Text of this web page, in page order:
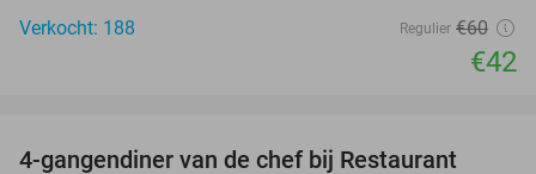
Verkocht: 188
Regulier €60
€42
4-gangendiner van de chef bij Restaurant